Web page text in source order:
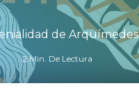
de Arquímedes
2 Min. De Lectura